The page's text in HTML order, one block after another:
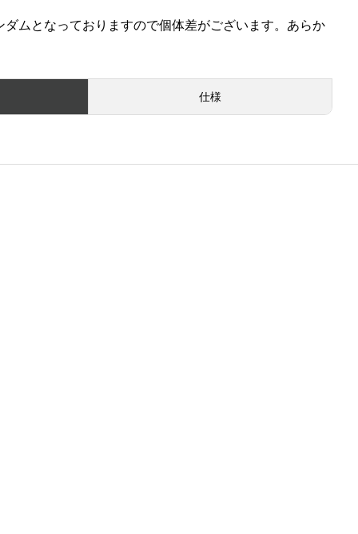
ムとなっておりますので個体差がございます。あらか
仕様